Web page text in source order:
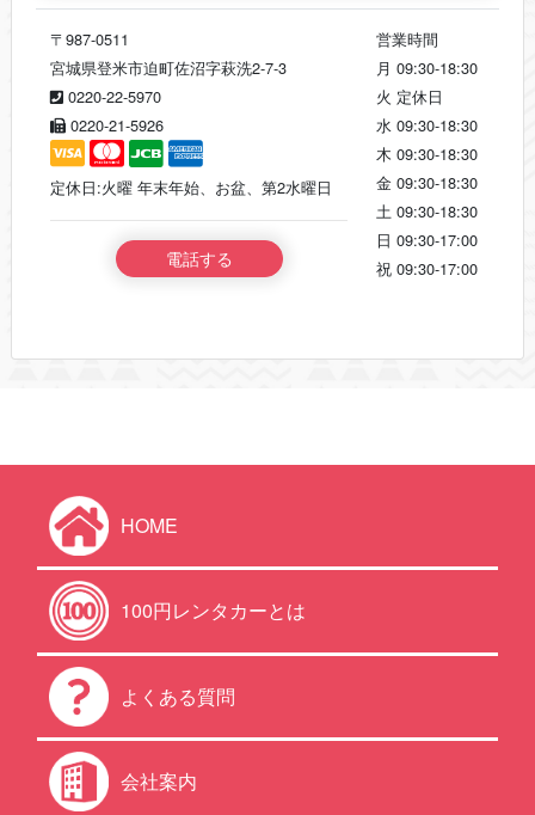
〒987-0511
宮城県登米市迫町佐沼字萩洗2-7-3
0220-22-5970
0220-21-5926
定休日:火曜 年末年始、お盆、第2水曜日
電話する
営業時間
月 09:30-18:30
火 定休日
水 09:30-18:30
木 09:30-18:30
金 09:30-18:30
土 09:30-18:30
日 09:30-17:00
祝 09:30-17:00
HOME
100円レンタカーとは
よくある質問
会社案内